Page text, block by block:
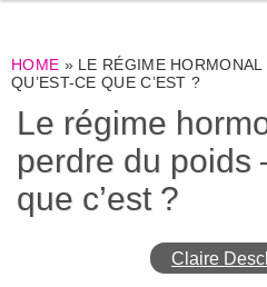
HOME » LE RÉGIME
QU’EST-CE QUE C’EST ?
Le régime
perdre du poids
que c’est ?
Claire